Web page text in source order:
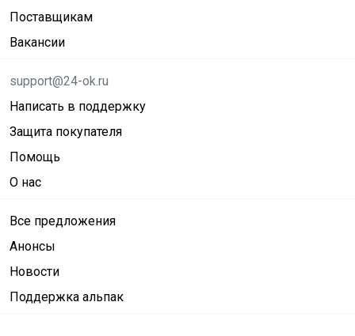
Поставщикам
Вакансии
support@24-ok.ru
Написать в поддержку
Защита покупателя
Помощь
О нас
Все предложения
Анонсы
Новости
Поддержка альпак